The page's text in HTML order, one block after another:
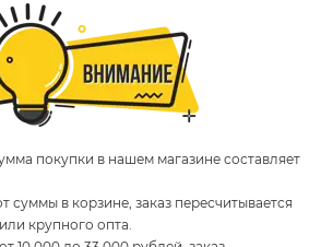
покупки в нашем магазине составляет
суммы в корзине, заказ пересчитывается
крупного опта.